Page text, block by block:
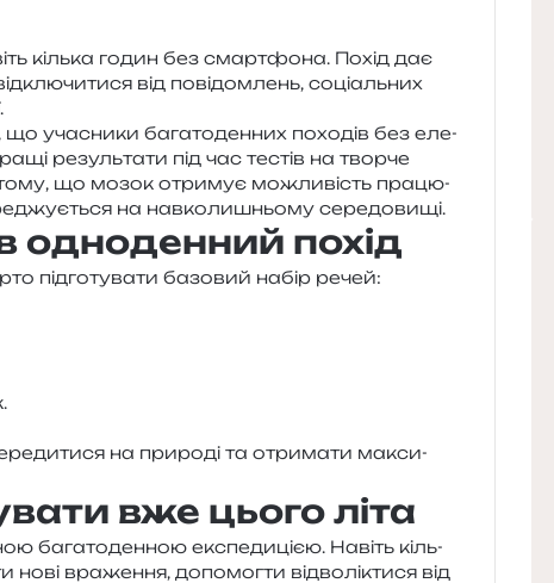
кіль­ка годин без смар­тфо­на. Похід дає
від пові­дом­лень, соці­аль­них
уча­сни­ки бага­то­ден­них похо­дів без еле­
резуль­та­ти під час тестів на твор­че
що мозок отри­мує можли­вість пра­цю­
на нав­ко­ли­шньо­му середовищі.
одноденний похід
під­го­ту­ва­ти базо­вий набір речей:
на при­ро­ді та отри­ма­ти макси­
вже цього літа
бага­то­ден­ною екс­пе­ди­ці­єю. Навіть кіль­
нові вра­же­н­ня, допо­мог­ти від­во­лі­кти­ся від